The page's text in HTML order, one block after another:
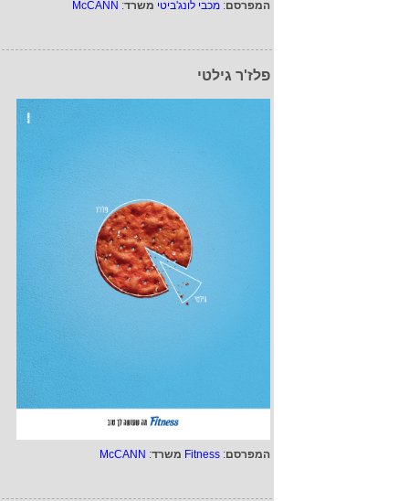
המפרסם: מכבי לונג'ביטי משרד:
McCANN
פלז'ר גילטי
המפרסם:
Fitness משרד:
McCANN